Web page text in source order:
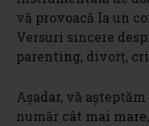
vă provoacă la un
Versuri sincere
parenting, divorț,
Așadar, vă
număr cât mai